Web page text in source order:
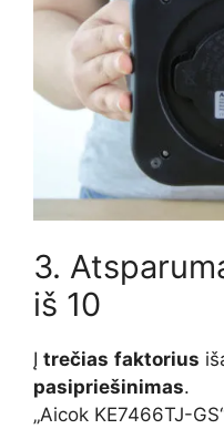
3.
iš 10
Į trečias faktorius
pasipriešinimas.
„Aicok KE7466TJ-